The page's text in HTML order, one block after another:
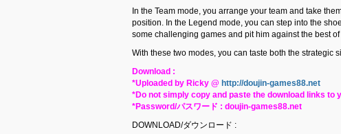
In the Team mode, you arrange your team and take
position. In the Legend mode, you can step into the
some challenging games and pit him against the best of
With these two modes, you can taste both the strategic
Download :
*Uploaded by Ricky @ http://doujin-games88.net
*Do not simply copy and paste the download links to
*Password/パスワード : doujin-games88.net
DOWNLOAD/ダウンロード :